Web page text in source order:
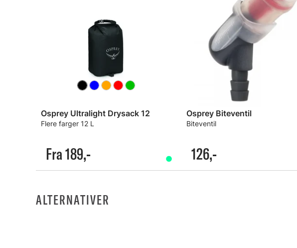
Osprey Ultralight Drysack 12
Flere farger 12 L
Fra 189,-
Osprey Biteventil
Biteventil
126,-
ALTERNATIVER